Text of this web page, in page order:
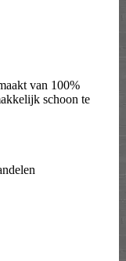
van 100%
schoon te